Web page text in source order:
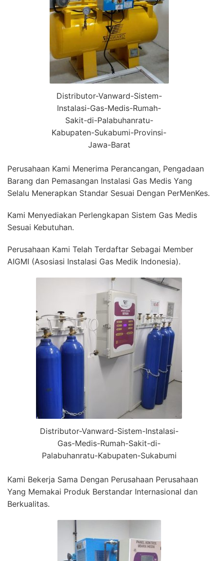
Distributor-Vanward-Sistem-
Instalasi-Gas-Medis-Rumah-
Sakit-di-Palabuhanratu-
Kabupaten-Sukabumi-Provinsi-
Jawa-Barat
Perusahaan Kami Menerima Perancangan, Pengadaan
Barang dan Pemasangan Instalasi Gas Medis Yang
Selalu Menerapkan Standar Sesuai Dengan PerMenKes.
Kami Menyediakan Perlengkapan Sistem Gas Medis
Sesuai Kebutuhan.
Perusahaan Kami Telah Terdaftar Sebagai Member
AIGMI (Asosiasi Instalasi Gas Medik Indonesia).
Distributor-Vanward-Sistem-Instalasi-
Gas-Medis-Rumah-Sakit-di-
Palabuhanratu-Kabupaten-Sukabumi
Kami Bekerja Sama Dengan Perusahaan Perusahaan
Yang Memakai Produk Berstandar Internasional dan
Berkualitas.